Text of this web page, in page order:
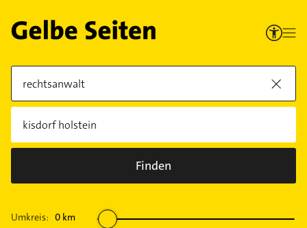
Finden
Umkreis: 0 km